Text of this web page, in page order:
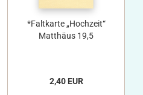
*Faltkarte „Hochzeit“
Matthäus 19,5
2,40 EUR